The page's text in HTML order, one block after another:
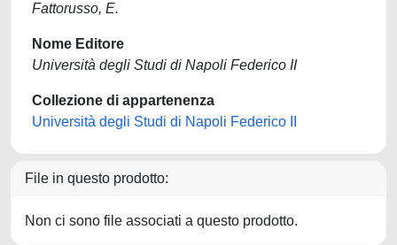
Fattorusso, E.
Nome Editore
Università degli Studi di Napoli Federico II
Collezione di appartenenza
Università degli Studi di Napoli Federico II
File in questo prodotto:
Non ci sono file associati a questo prodotto.